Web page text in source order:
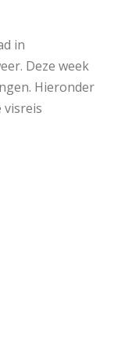
in
Deze week
Hieronder
visreis